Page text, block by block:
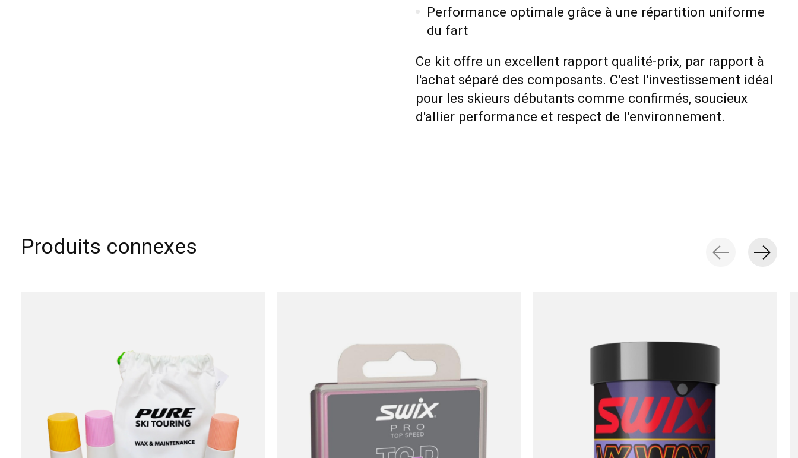
Performance optimale grâce à une répartition uniforme
du fart
Ce kit offre un excellent rapport qualité-prix, par rapport à
l'achat séparé des composants. C'est l'investissement idéal
pour les skieurs débutants comme confirmés, soucieux
d'allier performance et respect de l'environnement.
Produits connexes